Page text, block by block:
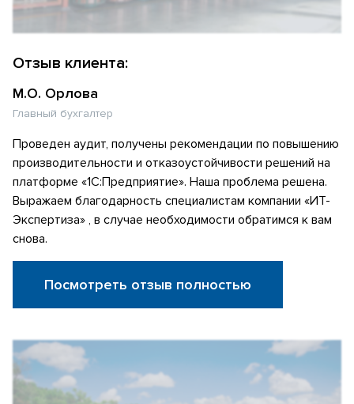
Отзыв клиента:
М.О. Орлова
Главный бухгалтер
Проведен аудит, получены рекомендации по повышению
производительности и отказоустойчивости решений на
платформе «1С:Предприятие». Наша проблема решена.
Выражаем благодарность специалистам компании «ИТ-
Экспертиза» , в случае необходимости обратимся к вам
снова.
Посмотреть отзыв полностью